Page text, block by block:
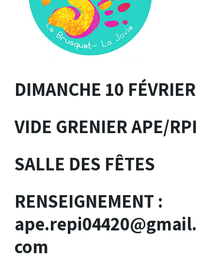
DIMANCHE 10 FÉVRIER
VIDE GRENIER APE/RPI
SALLE DES FÊTES
RENSEIGNEMENT :
ape.repi04420@gmail.
com